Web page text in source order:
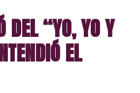
NOTICIAS
DEL “YO, YO Y
EL